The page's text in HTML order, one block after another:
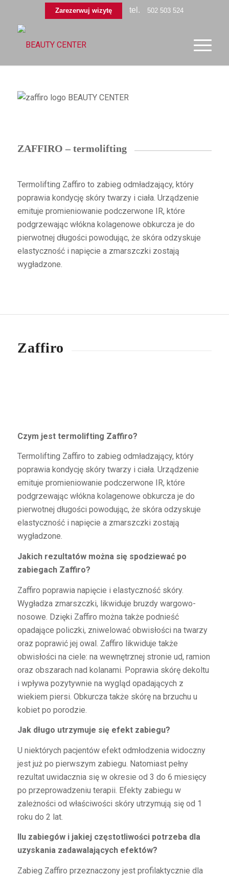
Zarezerwuj wizytę tel. 502 503 524
ZAFFIRO – termolifting
Termolifting Zaffiro to zabieg odmładzający, który
poprawia kondycję skóry twarzy i ciała. Urządzenie
emituje promieniowanie podczerwone IR, które
podgrzewając włókna kolagenowe obkurcza je do
pierwotnej długości powodując, że skóra odzyskuje
elastyczność i napięcie a zmarszczki zostają
wygładzone.
Zaffiro
Czym jest termolifting Zaffiro?
Termolifting Zaffiro to zabieg odmładzający, który
poprawia kondycję skóry twarzy i ciała. Urządzenie
emituje promieniowanie podczerwone IR, które
podgrzewając włókna kolagenowe obkurcza je do
pierwotnej długości powodując, że skóra odzyskuje
elastyczność i napięcie a zmarszczki zostają
wygładzone.
Jakich rezultatów można się spodziewać po
zabiegach Zaffiro?
Zaffiro poprawia napięcie i elastyczność skóry.
Wygładza zmarszczki, likwiduje bruzdy wargowo-
nosowe. Dzięki Zaffiro można także podnieść
opadające policzki, zniwelować obwisłości na twarzy
oraz poprawić jej owal. Zaffiro likwiduje także
obwisłości na ciele: na wewnętrznej stronie ud, ramion
oraz obszarach nad kolanami. Poprawia skórę dekoltu
i wpływa pozytywnie na wygląd opadających z
wiekiem piersi. Obkurcza także skórę na brzuchu u
kobiet po porodzie.
Jak długo utrzymuje się efekt zabiegu?
U niektórych pacjentów efekt odmłodzenia widoczny
jest już po pierwszym zabiegu. Natomiast pełny
rezultat uwidacznia się w okresie od 3 do 6 miesięcy
po przeprowadzeniu terapii. Efekty zabiegu w
zależności od właściwości skóry utrzymują się od 1
roku do 2 lat.
Ilu zabiegów i jakiej częstotliwości potrzeba dla
uzyskania zadawalających efektów?
Zabieg Zaffiro przeznaczony jest profilaktycznie dla